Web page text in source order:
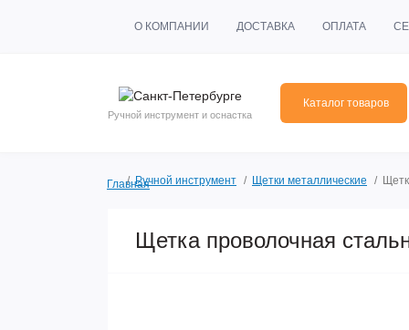
О КОМПАНИИ ДОСТАВКА ОПЛАТА
Ручной инструмент и оснастка
Каталог товаров
ГлавнаяРучной инструмент Щетки металлические
Щетка проволочная